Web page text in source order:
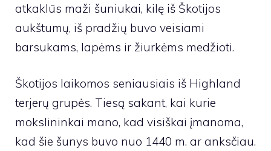
atkaklūs maži šuniukai, kilę iš Škotijos
aukštumų, iš pradžių buvo veisiami
barsukams, lapėms ir žiurkėms medžioti.
Škotijos laikomos seniausiais iš Highland
terjerų grupės. Tiesą sakant, kai kurie
mokslininkai mano, kad visiškai įmanoma,
kad šie šunys buvo nuo 1440 m. ar anksčiau.